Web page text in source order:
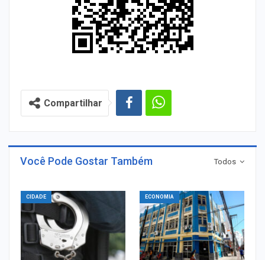
Compartilhar
Todos
Você Pode Gostar Também
CIDADE ECONOMIA